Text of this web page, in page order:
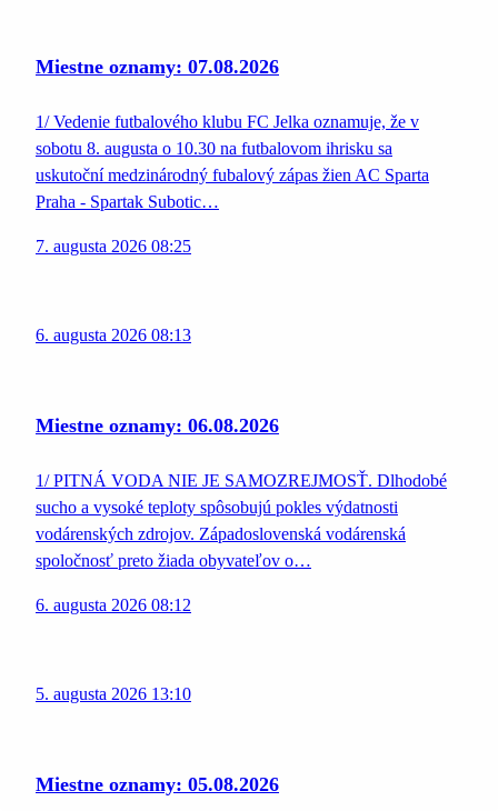
Miestne oznamy: 07.08.2026
1/ Vedenie futbalového klubu FC Jelka oznamuje, že v
sobotu 8. augusta o 10.30 na futbalovom ihrisku sa
uskutoční medzinárodný fubalový zápas žien AC Sparta
Praha - Spartak Subotic…
7. augusta 2026 08:25
6. augusta 2026 08:13
Miestne oznamy: 06.08.2026
1/ PITNÁ VODA NIE JE SAMOZREJMOSŤ. Dlhodobé
sucho a vysoké teploty spôsobujú pokles výdatnosti
vodárenských zdrojov. Západoslovenská vodárenská
spoločnosť preto žiada obyvateľov o…
6. augusta 2026 08:12
5. augusta 2026 13:10
Miestne oznamy: 05.08.2026